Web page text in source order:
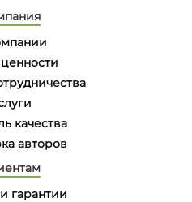
качества
авторов
гарантии